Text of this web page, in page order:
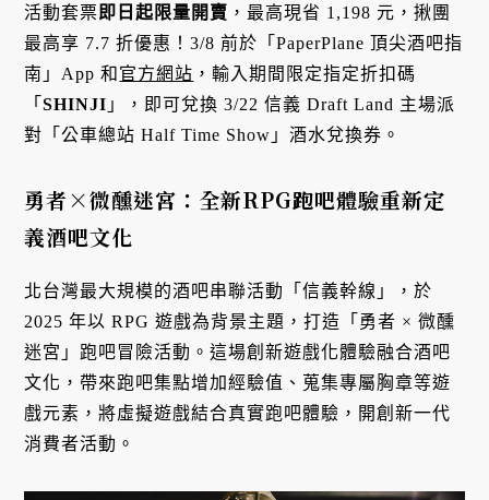
活動套票 即日起限量開賣 ，最高現省 1,198 元，揪團
最高享 7.7 折優惠！3/8 前於「PaperPlane 頂尖酒吧指
南」App 和 官方網站 ，輸入期間限定指定折扣碼
「SHINJI 」，即可兌換 3/22 信義 Draft Land 主場派
對「公車總站 Half Time Show」酒水兌換券。
勇者×微醺迷宮：全新RPG跑吧體驗重新定
義酒吧文化
北台灣最大規模的酒吧串聯活動「信義幹線」，於
2025 年以 RPG 遊戲為背景主題，打造「勇者 × 微醺
迷宮」跑吧冒險活動。這場創新遊戲化體驗融合酒吧
文化，帶來跑吧集點增加經驗值、蒐集專屬胸章等遊
戲元素，將虛擬遊戲結合真實跑吧體驗，開創新一代
消費者活動。